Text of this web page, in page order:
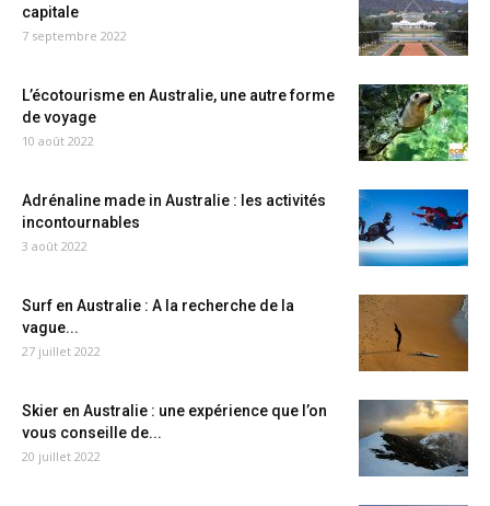
capitale
7 septembre 2022
L’écotourisme en Australie, une autre forme
de voyage
10 août 2022
Adrénaline made in Australie : les activités
incontournables
3 août 2022
Surf en Australie : A la recherche de la
vague...
27 juillet 2022
Skier en Australie : une expérience que l’on
vous conseille de...
20 juillet 2022